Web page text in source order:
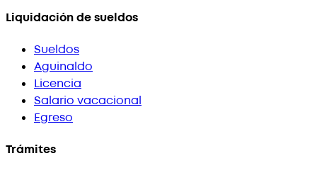
Liquidación de sueldos
Sueldos
Aguinaldo
Licencia
Salario vacacional
Egreso
Trámites